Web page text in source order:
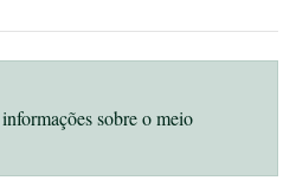
sobre o meio